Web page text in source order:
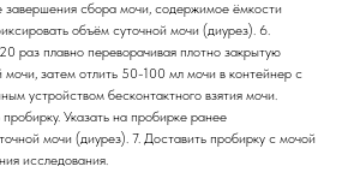
сбора мочи, содержимое ёмкости
объём суточной мочи (диурез). 6.
раз плавно переворачивая плотно закрытую
мочи, затем отлить 50-100 мл мочи в контейнер с
устройством бесконтактного взятия мочи.
Указать на пробирке ранее
мочи (диурез). 7. Доставить пробирку с мочой
исследования.